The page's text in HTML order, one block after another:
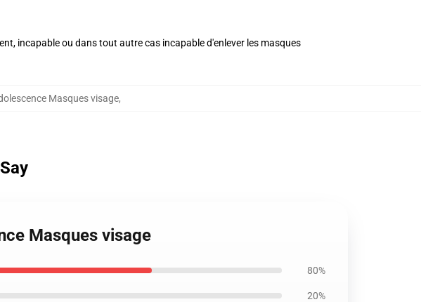
incapable ou dans tout autre cas incapable d'enlever les masques
Masques visage,
Masques visage
80%
20%